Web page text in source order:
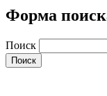
Форма
Поиск